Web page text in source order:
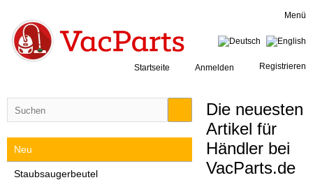
Menü
Registrieren
Anmelden
Startseite
Die neuesten
Artikel für
Händler bei
VacParts.de
Neu
Staubsaugerbeutel